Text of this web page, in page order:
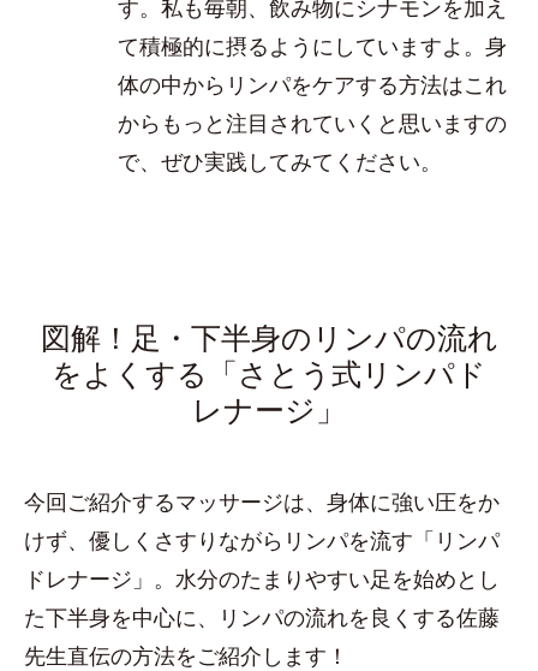
す。私も毎朝、飲み物にシナモンを加え
て積極的に摂るようにしていますよ。身
体の中からリンパをケアする方法はこれ
からもっと注目されていくと思いますの
で、ぜひ実践してみてください。
図解！足・下半身のリンパの流れ
をよくする「さとう式リンパド
レナージ」
今回ご紹介するマッサージは、身体に強い圧をか
けず、優しくさすりながらリンパを流す「リンパ
ドレナージ」。水分のたまりやすい足を始めとし
た下半身を中心に、リンパの流れを良くする佐藤
先生直伝の方法をご紹介します！